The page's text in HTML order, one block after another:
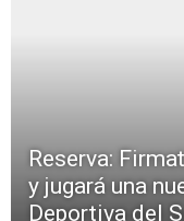
Reserva:
y jugará una
Deportiva del